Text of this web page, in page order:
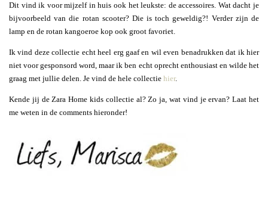
Dit vind ik voor mijzelf in huis ook het leukste: de accessoires. Wat dacht je
bijvoorbeeld van die rotan scooter? Die is toch geweldig?! Verder zijn de
lamp en de rotan kangoeroe kop ook groot favoriet.
Ik vind deze collectie echt heel erg gaaf en wil even benadrukken dat ik hier
niet voor gesponsord word, maar ik ben echt oprecht enthousiast en wilde het
graag met jullie delen. Je vind de hele collectie hier.
Kende jij de Zara Home kids collectie al? Zo ja, wat vind je ervan? Laat het
me weten in de comments hieronder!